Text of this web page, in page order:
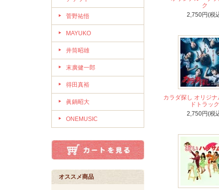
菅野祐悟
MAYUKO
井筒昭雄
末廣健一郎
得田真裕
眞鍋昭大
ONEMUSIC
オススメ商品
ク
2,750円(税
カラダ探し オリジ
ドトラック
2,750円(税